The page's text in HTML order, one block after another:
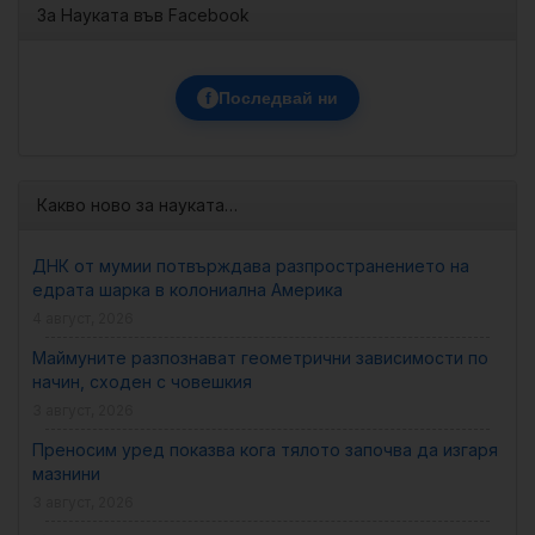
За Науката във Facebook
f Последвай ни
Какво ново за науката…
ДНК от мумии потвърждава разпространението на
едрата шарка в колониална Америка
Маймуните разпознават геометрични зависимости по
начин, сходен с човешкия
Преносим уред показва кога тялото започва да изгаря
мазнини